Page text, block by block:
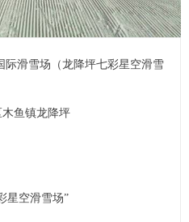
际滑雪场（龙降坪七彩星空滑雪
鱼镇龙降坪
星空滑雪场”